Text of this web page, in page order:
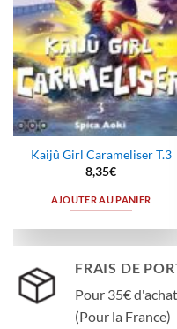
Kaijû Girl Carameliser T.3
8,35€
AJOUTER AU PANIER
FRAIS DE
Pour 35€
(Pour la France)